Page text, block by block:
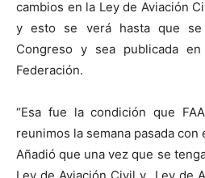
cambios en la Ley de Aviación
y esto se verá hasta que
Congreso y sea publicada
Federación.
“Esa fue la condición que
reunimos la semana pasada con
Añadió que una vez que se
Ley de Aviación Civil y Ley de